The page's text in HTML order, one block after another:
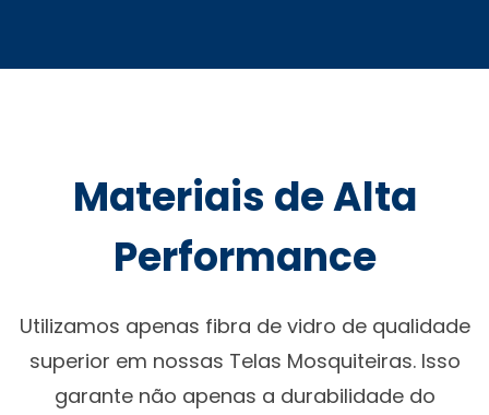
Materiais de Alta
Performance
Utilizamos apenas fibra de vidro de qualidade
superior em nossas Telas Mosquiteiras. Isso
garante não apenas a durabilidade do